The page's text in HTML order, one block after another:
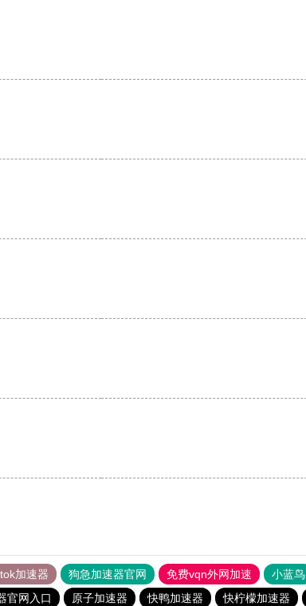
加速器 狗急加速器官网 免费vqn外网加速 小蓝鸟
官网入口 原子加速器 快鸭加速器 快柠檬加速器